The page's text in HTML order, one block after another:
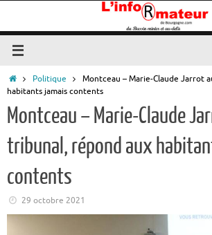
contenu
AccueilPolitique
Montceau – Marie-Claude Jarrot
habitants jamais contents
Montceau – Marie-Claude
tribunal, répond aux
contents
29 octobre 2021